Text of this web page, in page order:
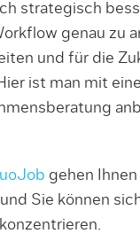
strategisch
genau zu
und für die
ist man mit
gehen
Sie können